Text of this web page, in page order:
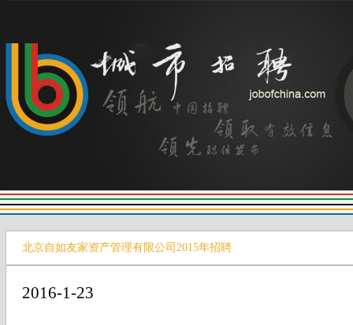
北京自如友家资产管理有限公司2015年招聘
2016-1-23